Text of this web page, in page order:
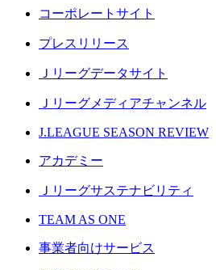
コーポレートサイト
プレスリリース
Ｊリーグデータサイト
Ｊリーグメディアチャンネル
J.LEAGUE SEASON REVIEW
アカデミー
Ｊリーグサステナビリティ
TEAM AS ONE
事業者向けサービス